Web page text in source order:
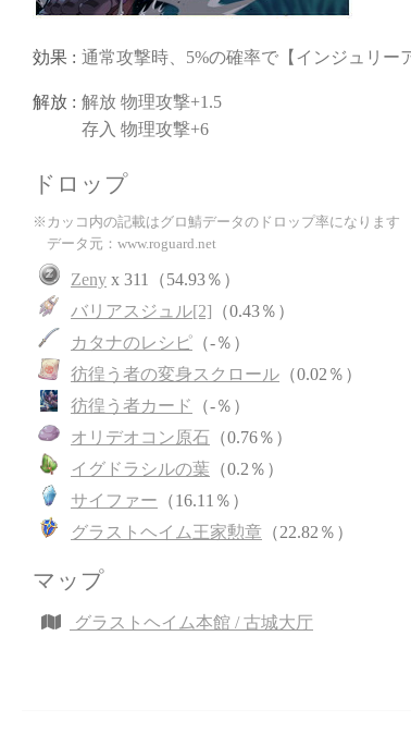
効果 : 通常攻撃時、5%の確率で【インジュリー
解放 : 解放 物理攻撃+1.5
存入 物理攻撃+6
ドロップ
※カッコ内の記載はグロ鯖データのドロップ率になります
データ元：www.roguard.net
Zeny x 311（54.93％）
バリアスジュル[2] （0.43％）
カタナのレシピ （-％）
彷徨う者の変身スクロール （0.02％）
彷徨う者カード
（-％）
オリデオコン原石 （0.76％）
イグドラシルの葉 （0.2％）
サイファー （16.11％）
グラストヘイム王家勲章 （22.82％）
マップ
グラストヘイム本館 / 古城大厅